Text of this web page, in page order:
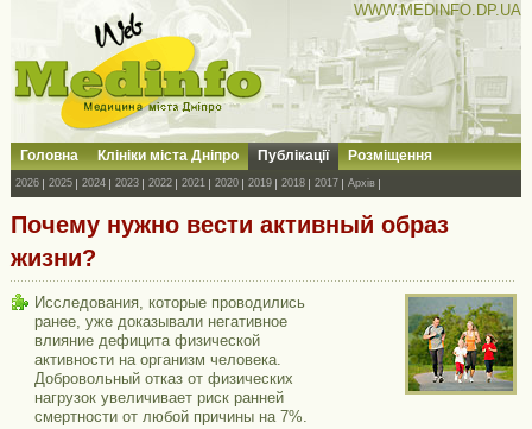
WWW.MEDINFO.DP.UA
Головна Клініки міста Дніпро Публікації Розміщення
2026 2025 2024 2023 2022 2021 2020 2019 2018 2017 Архів
Почему нужно вести активный образ
жизни?
Исследования, которые проводились
ранее, уже доказывали негативное
влияние дефицита физической
активности на организм человека.
Добровольный отказ от физических
нагрузок увеличивает риск ранней
смертности от любой причины на 7%.